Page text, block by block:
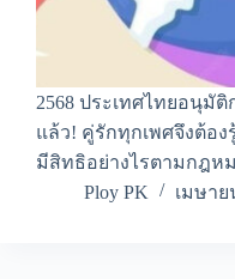
2568 ประเทศไทยอนุมั
แล้ว! คู่รักทุกเพศจึงต้อ
มีสิทธิอย่างไรตามกฎห
Ploy PK
เมษาย